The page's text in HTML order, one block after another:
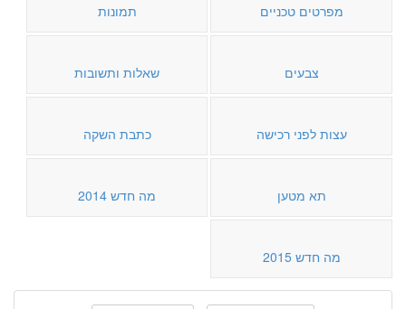
מפרטים טכניים תמונות
צבעים שאלות ותשובות
עצות לפני רכישה כתבת השקה
תא מטען מה חדש 2014
מה חדש 2015